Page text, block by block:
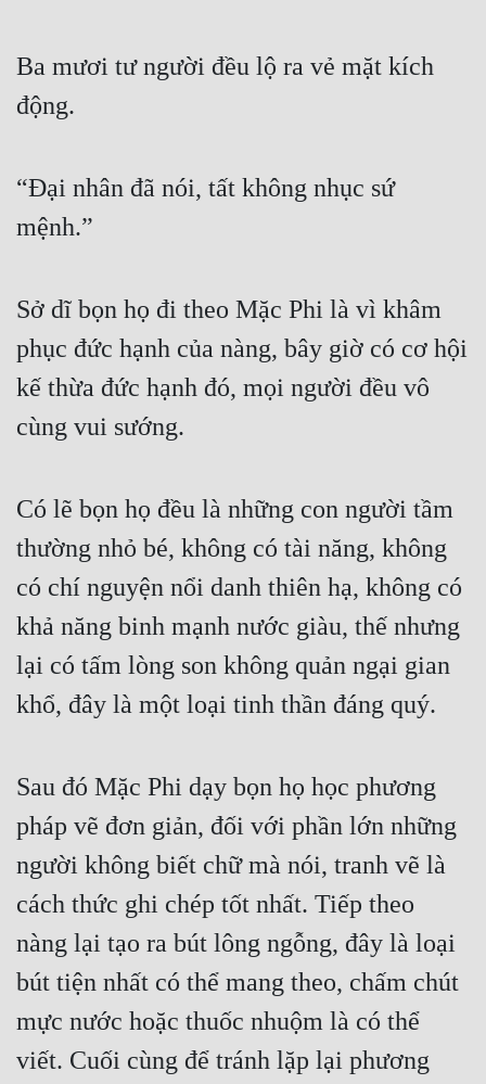
Ba mươi tư người đều lộ ra vẻ mặt kích
động.
“Đại nhân đã nói, tất không nhục sứ
mệnh.”
Sở dĩ bọn họ đi theo Mặc Phi là vì khâm
phục đức hạnh của nàng, bây giờ có cơ hội
kế thừa đức hạnh đó, mọi người đều vô
cùng vui sướng.
Có lẽ bọn họ đều là những con người tầm
thường nhỏ bé, không có tài năng, không
có chí nguyện nổi danh thiên hạ, không có
khả năng binh mạnh nước giàu, thế nhưng
lại có tấm lòng son không quản ngại gian
khổ, đây là một loại tinh thần đáng quý.
Sau đó Mặc Phi dạy bọn họ học phương
pháp vẽ đơn giản, đối với phần lớn những
người không biết chữ mà nói, tranh vẽ là
cách thức ghi chép tốt nhất. Tiếp theo
nàng lại tạo ra bút lông ngỗng, đây là loại
bút tiện nhất có thể mang theo, chấm chút
mực nước hoặc thuốc nhuộm là có thể
viết. Cuối cùng để tránh lặp lại phương